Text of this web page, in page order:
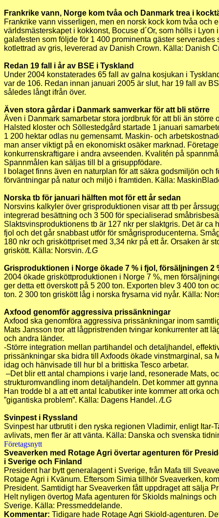
Frankrike vann, Norge kom tvåa och Danmark trea i
Frankrike vann visserligen, men en norsk kock kom tvåa och
världsmästerskapet i kokkonst, Bocuse d´Or, som hölls i Lyon
galafesten som följde för 1 400 prominenta gäster serverades
kotlettrad av gris, levererad av Danish Crown. Källa: Danish
Redan 19 fall i år av BSE i Tyskland
Under 2004 konstaterades 65 fall av galna kosjukan i
var de 106. Redan innan januari 2005 är slut, har 19 fall av
således långt ifrån över.
Även stora gårdar i Danmark samverkar för att bli större
Även i Danmark samarbetar stora jordbruk för att bli än större
Halsted kloster och Söllestedgård startade 1 januari
1 200 hektar odlas nu gemensamt. Maskin- och
man anser viktigt på en ekonomiskt osäker marknad.
konkurrenskraftigare i andra avseenden. Kvalitén på
Spannmålen kan säljas till bl a grisuppfödare.
I bolaget finns även en naturplan för att säkra godsmiljön och
förväntningar på natur och miljö i framtiden. Källa:
Norska tb för januari hälften mot för ett år sedan
Norsvins kalkyler över grisproduktionen visar att tb per
integrerad besättning och 3 500 för specialiserad
Slaktsvinsproduktionens tb är 127 nkr per slaktgris. Det är ca
fjol och det går snabbast utför för smågrisproducenterna.
180 nkr och grisköttpriset med 3,34 nkr på ett år. Orsaken är
griskött. Källa: Norsvin./LG
Grisproduktionen i Norge ökade 7 % i fjol, försäljningen 2
2004 ökade grisköttproduktionen i Norge 7 %, men
ger detta ett överskott på 5 200 ton. Exporten blev 3 400 ton
ton. 2 300 ton griskött låg i norska frysarna vid nyår. Källa:
Axfood genomför aggressiva prissänkningar
Axfood ska genomföra aggressiva prissänkningar inom
Mats Jansson tror att lågpristrenden tvingar konkurrenter att
och andra länder.
-Större integration mellan partihandel och detaljhandel,
prissänkningar ska bidra till Axfoods ökade vinstmarginal, sa
idag och hänvisade till hur bl a brittiska Tesco arbetar.
–Det blir ett antal champions i varje land, resonerade Mats,
strukturomvandling inom detaljhandeln. Det kommer att
Han trodde bl a att ett antal Icabutiker inte kommer att orka
”gigantiska problem”. Källa: Dagens Handel./LG
Svinpest i Ryssland
Svinpest har utbrutit i den ryska regionen Vladimir, enligt Itar-
avlivats, men fler är att vänta. Källa: Danska och svenska
Företagsnytt
Sveaverken med Rotage Agri övertar agenturen för
i Sverige och Finland
President har bytt generalagent i Sverige, från Mafa till
Rotage Agri i Kvänum. Eftersom Simia tillhör Sveaverken,
President. Samtidigt har Sveaverken fått uppdraget att sälja
Helt nyligen övertog Mafa agenturen för Skiolds malnings
Sverige. Källa: Pressmeddelande.
Kommentar: Tidigare hade Rotage Agri Skiold-agenturen.